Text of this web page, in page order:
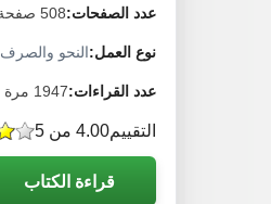
عدد الصفحات:508 صفحة
نوع العمل:النحو والصرف
عدد القراءات:1947 مرة
التقييم4.00 من 5
قراءة الكتاب